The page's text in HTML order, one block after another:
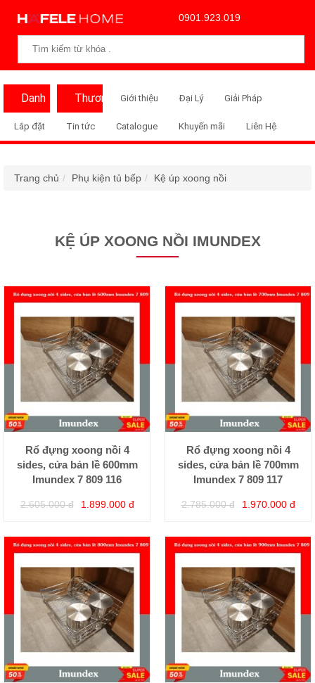
0901.923.019
Danh
Mục
Thương
Hiệu
Giới thiệu Đại Lý Giải Pháp
Lắp đặt Tin tức Catalogue Khuyến mãi Liên Hệ
Trang chủ Phụ kiện tủ bếp Kệ úp xoong nồi
KỆ ÚP XOONG NỒI IMUNDEX
Rổ đựng xoong nồi 4
sides, cửa bản lề 600mm
Imundex 7 809 116
2.605.000 đ 1.899.000 đ
Rổ đựng xoong nồi 4
sides, cửa bản lề 700mm
Imundex 7 809 117
2.785.000 đ 1.970.000 đ